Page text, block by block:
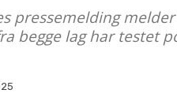
pressemelding melder
begge lag har testet